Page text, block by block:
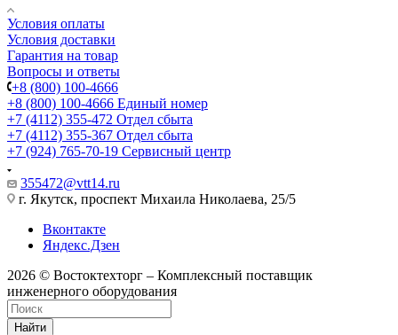
Условия оплаты
Условия доставки
Гарантия на товар
Вопросы и ответы
+8 (800) 100-4666
+8 (800) 100-4666 Единый номер
+7 (4112) 355-472 Отдел сбыта
+7 (4112) 355-367 Отдел сбыта
+7 (924) 765-70-19 Сервисный центр
355472@vtt14.ru
г. Якутск, проспект Михаила Николаева, 25/5
Вконтакте
Яндекс.Дзен
2026 © Востоктехторг – Комплексный поставщик
инженерного оборудования
Найти